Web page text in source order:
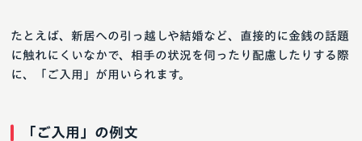
たとえば、新居への引っ越しや結婚など、直接的に金銭の話題
に触れにくいなかで、相手の状況を伺ったり配慮したりする際
に、「ご入用」が用いられます。
「ご入用」の例文